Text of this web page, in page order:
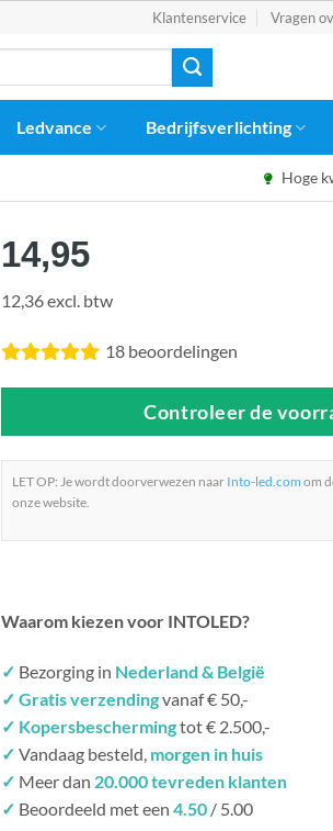
Klantenservice Vragen
Ledvance Bedrijfsverlichting
Hoge
14,95
12,36 excl. btw
18 beoordelingen
Controleer de
LET OP: Je wordt doorverwezen naar Into-led.com om
onze website.
Waarom kiezen voor INTOLED?
✓ Bezorging in Nederland & België
✓ Gratis verzendingvanaf € 50,-
✓ Kopersbeschermingtot € 2.500,-
✓ Vandaag besteld, morgen in huis
✓ Meer dan 20.000 tevreden klanten
✓ Beoordeeld met een 4.50 / 5.00